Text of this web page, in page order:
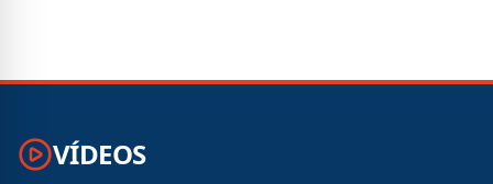
VÍDEOS